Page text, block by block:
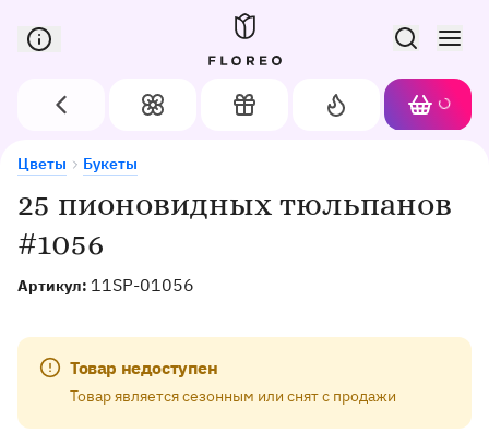
Сервис доставки цветов в Орле
Назад Цветы Подарки
Акции
Корзина
25 пионовидных тюльпанов
#1056
Артикул: 11SP-01056
Товар недоступен
Товар является сезонным или снят с продажи
Цветы Букеты
25 пионовидных тюльпанов #1056